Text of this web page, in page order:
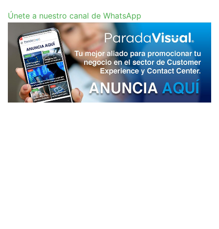
Únete a nuestro canal de WhatsApp